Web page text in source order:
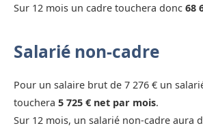
Sur 12 mois un cadre touchera donc 68
Salarié non-cadre
Pour un salaire brut de 7 276 € un
touchera 5 725 € net par mois.
Sur 12 mois, un salarié non-cadre aura